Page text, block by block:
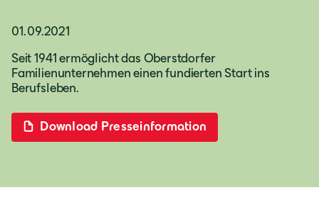
01.09.2021
Seit 1941 ermöglicht das Oberstdorfer
Familienunternehmen einen fundierten Start ins
Berufsleben.
Download Presseinformation
Deutschland
Deutsch
Österreich